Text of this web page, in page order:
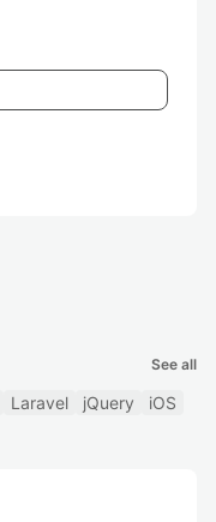
See all
Laravel jQuery
iOS